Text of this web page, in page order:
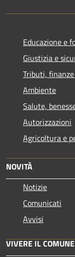
Educazione e
Giustizia e
Tributi,
Ambiente
Salute,
Autorizzazioni
Agricoltura e
NOVITÀ
Notizie
Comunicati
Avvisi
VIVERE IL COMUNE